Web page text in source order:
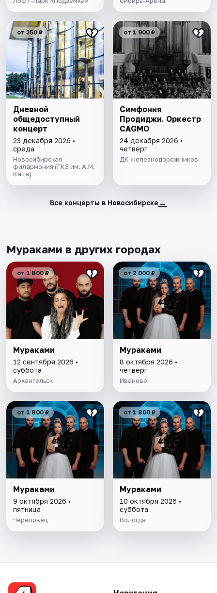
от 350 ₽
Дневной
общедоступный
концерт
23 декабря 2026 •
среда
Новосибирская
филармония (ГКЗ им. А.М.
Каца)
от 1 900 ₽
Симфония
Продиджи. Оркестр
CAGMO
24 декабря 2026 •
четверг
ДК железнодорожников
Все концерты в Новосибирске →
Мураками в других городах
от 1 800 ₽
Мураками
12 сентября 2026 •
суббота
Архангельск
от 2 000 ₽
Мураками
8 октября 2026 •
четверг
Иваново
от 1 800 ₽
Мураками
9 октября 2026 •
пятница
Череповец
от 1 800 ₽
Мураками
10 октября 2026 •
суббота
Вологда